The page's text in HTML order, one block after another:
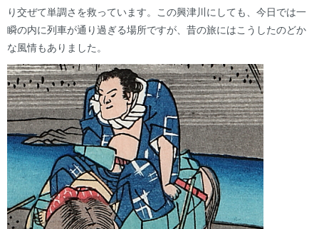
り交ぜて単調さを救っています。この興津川にしても、今日では一
瞬の内に列車が通り過ぎる場所ですが、昔の旅にはこうしたのどか
な風情もありました。